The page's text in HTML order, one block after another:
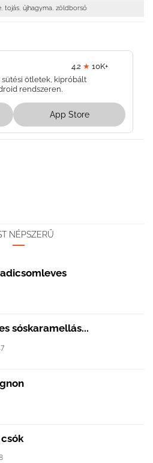
, tojás, újhagyma, zöldborsó
4.2 ★ 10K+
sütési ötletek, kipróbált
rendszeren.
App Store
NÉPSZERŰ
sóskaramellás...